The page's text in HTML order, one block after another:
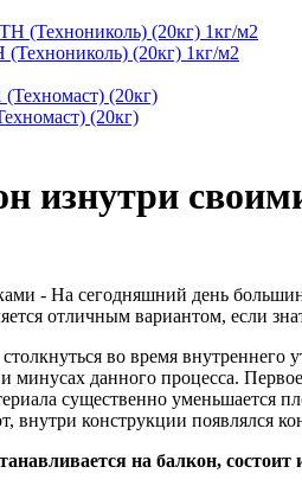
(20кг) 1кг/м2
(20кг)
изнутри
- На сегодняшний день
отличным вариантом, если
во время внутреннего
минусах данного процесса.
существенно уменьшается
внутри конструкции появлялся
на балкон, состоит